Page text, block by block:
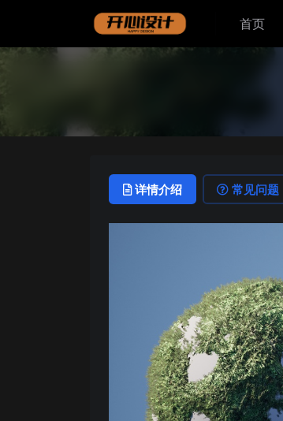
首页
详情介绍 常见问题